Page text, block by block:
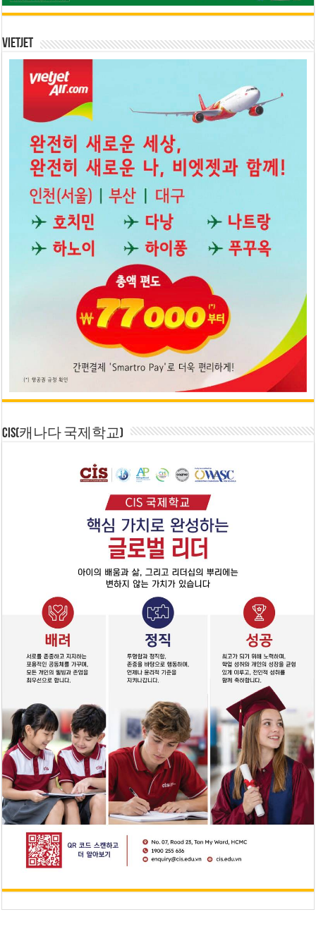
Vietjet
CIS(캐나다 국제학교)